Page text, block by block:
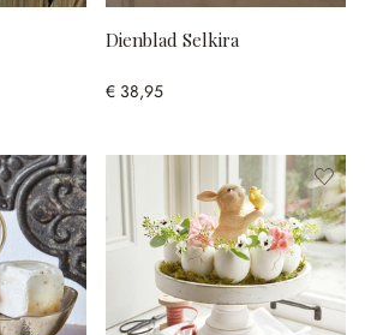
Dienblad Selkira
€ 38,95